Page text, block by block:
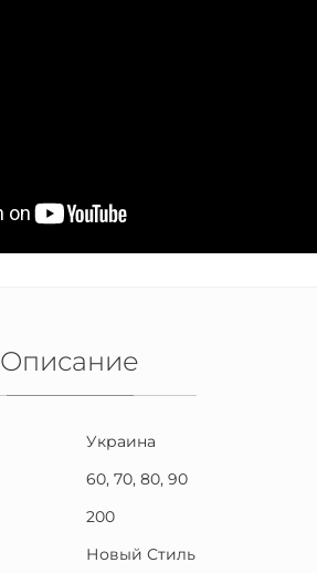
Описание
Украина
60, 70, 80, 90
200
Новый Стиль